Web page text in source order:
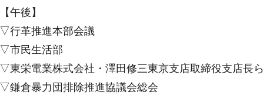
【午後】
▽行革推進本部会議
▽市民生活部
▽東栄電業株式会社・澤田修三東京支店取締役支店長ら
▽鎌倉暴力団排除推進協議会総会